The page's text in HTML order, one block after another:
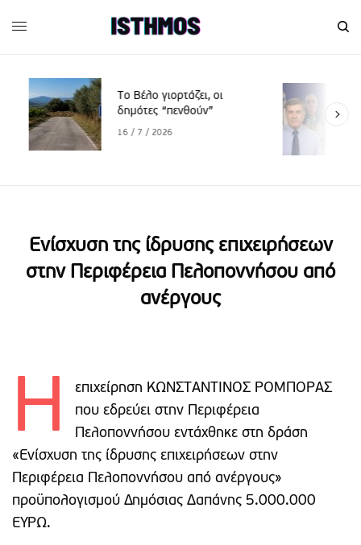
Το Βέλο γιορτάζει, οι
δημότες “πενθούν”
16 / 7 / 2026
Eνίσχυση της ίδρυσης επιχειρήσεων
στην Περιφέρεια Πελοποννήσου από
ανέργους
Η
επιχείρηση ΚΩΝΣΤΑΝΤΙΝΟΣ ΡΟΜΠΟΡΑΣ
που εδρεύει στην Περιφέρεια
Πελοποννήσου εντάχθηκε στη δράση
«Ενίσχυση της ίδρυσης επιχειρήσεων στην
Περιφέρεια Πελοποννήσου από ανέργους»
προϋπολογισμού Δημόσιας Δαπάνης 5.000.000
ΕΥΡΩ.